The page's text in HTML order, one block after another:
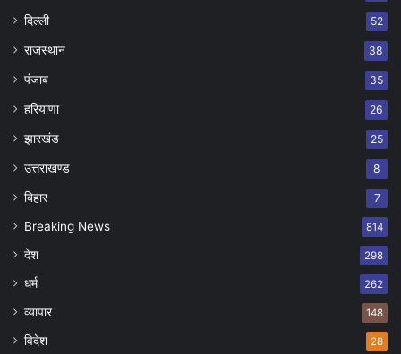
दिल्ली 52
राजस्थान 38
पंजाब 35
हरियाणा 26
झारखंड 25
उत्तराखण्ड 8
बिहार 7
Breaking News 814
देश 298
धर्म 262
व्यापार 148
विदेश 28